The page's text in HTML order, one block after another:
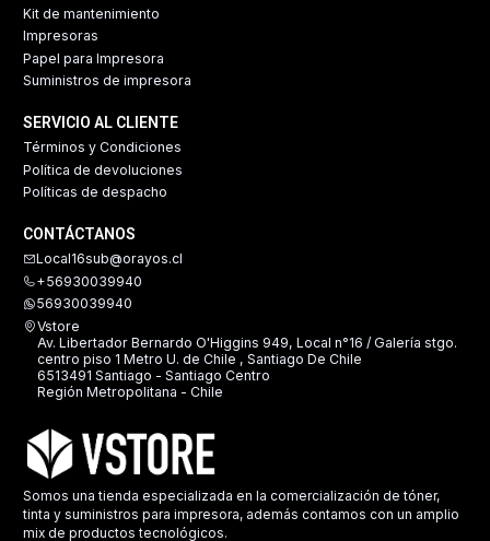
Kit de mantenimiento
Impresoras
Papel para Impresora
Suministros de impresora
SERVICIO AL CLIENTE
Términos y Condiciones
Política de devoluciones
Políticas de despacho
CONTÁCTANOS
Local16sub@orayos.cl
+56930039940
56930039940
Vstore
Av. Libertador Bernardo O'Higgins 949, Local n°16 / Galería stgo.
centro piso 1 Metro U. de Chile , Santiago De Chile
6513491 Santiago - Santiago Centro
Región Metropolitana - Chile
Somos una tienda especializada en la comercialización de tóner,
tinta y suministros para impresora, además contamos con un amplio
mix de productos tecnológicos.